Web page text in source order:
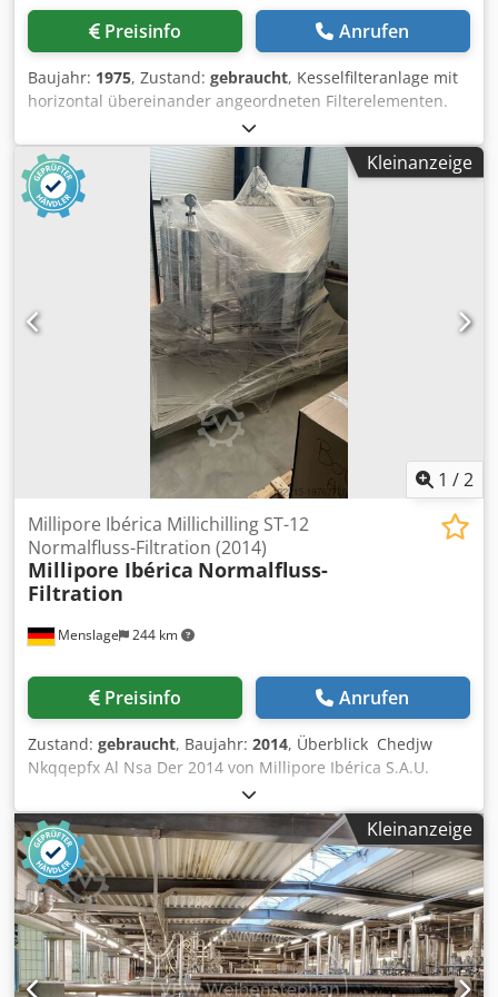
Preisinfo Anrufen
Baujahr: 1975, Zustand: gebraucht, Kesselfilteranlage mit
horizontal übereinander angeordneten Filterelementen.
Am Ende des Filtrationsvorgangs wird die Kieselgur
zentrifugal abgeschleudert. Maschine (Zusatz): Horizontal
Siebfilter Kapazität: 140 hl/h Kesselinhalt: 26 hl Länge: ca.
4000 mm Breite: ca. 2000 mm Höhe: ca. 3500 mm
Codjvcqpcspfx Al Neha Material: Edelstahl 1.4541 (Kessel)
Basiskonstruktion: Auf Füßen Ausstattung:
Kieselgurdosagefäß mit Dosagepumpen; Pumpen;
Armaturen, Messtechnik
Kleinanzeige
1 /2
Menslage 244 km
Millipore Ibérica Millichilling ST-12
Normalfluss-Filtration (2014)
Millipore Ibérica Normalfluss-
Filtration
Preisinfo Anrufen
Zustand: gebraucht, Baujahr: 2014, Überblick Chedjw
Nkqqepfx Al Nsa Der 2014 von Millipore Ibérica S.A.U.
hergestellte Millichilling ST-12 ist eine
Normalstromfiltrationseinheit (NFF) aus Edelstahl, die für
die Klärung von Wein vor der mikrobiologischen
Stabilisierung entwickelt wurde. Sie bietet eine
kostengünstige, umweltfreundliche Alternative zu
Kieselgurfiltern, die die sensorischen Eigenschaften des
Weins bewahrt und gleichzeitig einen kontinuierlichen
Betrieb ermöglicht. Diese Anlage eignet sich für mittlere
bis große Weinkellereien und ist sofort verfügbar.
Kleinanzeige